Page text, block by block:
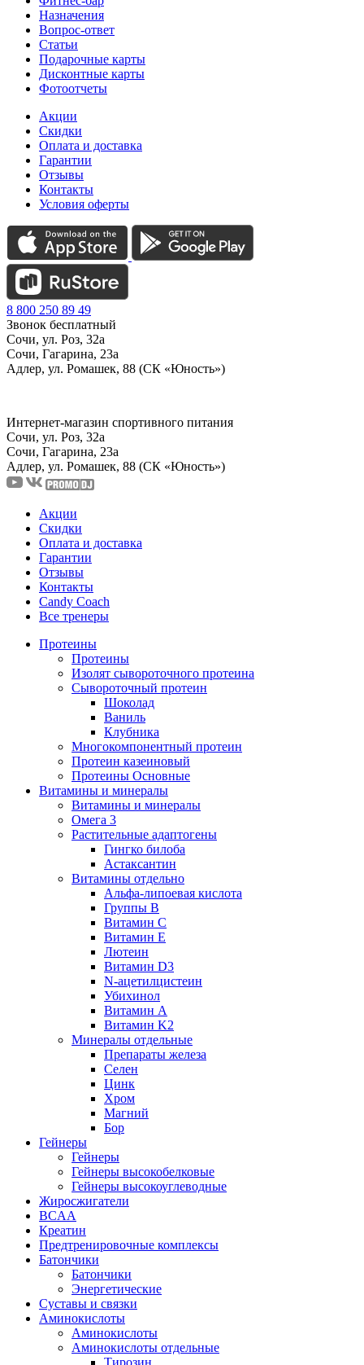
Назначения
Вопрос-ответ
Статьи
Подарочные карты
Дисконтные карты
Фотоотчеты
Акции
Скидки
Оплата и доставка
Гарантии
Отзывы
Контакты
Условия оферты
8 800 250 89 49
Звонок бесплатный
Сочи, ул. Роз, 32а
Сочи, Гагарина, 23а
Адлер, ул. Ромашек, 88 (СК «Юность»)
Интернет-магазин спортивного питания
Сочи, ул. Роз, 32а
Сочи, Гагарина, 23а
Адлер, ул. Ромашек, 88 (СК «Юность»)
Акции
Скидки
Оплата и доставка
Гарантии
Отзывы
Контакты
Candy Coach
Все тренеры
Протеины
Протеины
Изолят сывороточного протеина
Сывороточный протеин
Шоколад
Ваниль
Клубника
Многокомпонентный протеин
Протеин казеиновый
Протеины Основные
Витамины и минералы
Витамины и минералы
Омега 3
Растительные адаптогены
Гингко билоба
Астаксантин
Витамины отдельно
Альфа-липоевая кислота
Группы B
Витамин С
Витамин Е
Лютеин
Витамин D3
N-ацетилцистеин
Убихинол
Витамин А
Витамин K2
Минералы отдельные
Препараты железа
Селен
Цинк
Хром
Магний
Бор
Гейнеры
Гейнеры
Гейнеры высокобелковые
Гейнеры высокоуглеводные
Жиросжигатели
BCAA
Креатин
Предтренировочные комплексы
Батончики
Батончики
Энергетические
Суставы и связки
Аминокислоты
Аминокислоты
Аминокислоты отдельные
Тирозин